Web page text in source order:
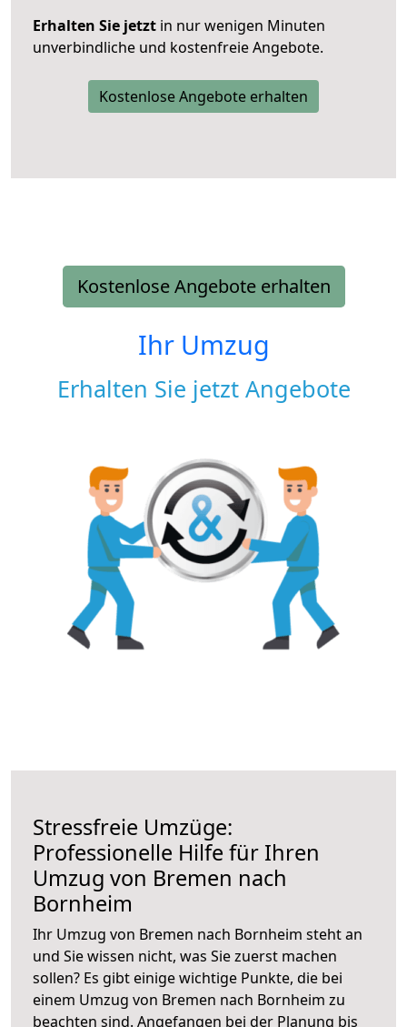
Erhalten Sie jetzt in nur wenigen Minuten
unverbindliche und kostenfreie Angebote.
Kostenlose Angebote erhalten
Kostenlose Angebote erhalten
Ihr Umzug
Erhalten Sie jetzt Angebote
Stressfreie Umzüge:
Professionelle Hilfe für Ihren
Umzug von Bremen nach
Bornheim
Ihr Umzug von Bremen nach Bornheim steht an
und Sie wissen nicht, was Sie zuerst machen
sollen? Es gibt einige wichtige Punkte, die bei
einem Umzug von Bremen nach Bornheim zu
beachten sind. Angefangen bei der Planung bis